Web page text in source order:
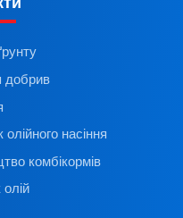
добрив
насіння
комбікормів